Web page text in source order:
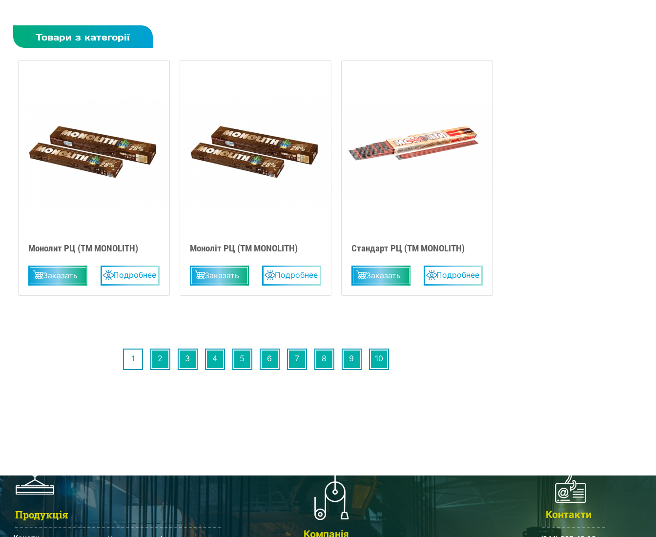
Товари з категорії
Монолит РЦ (TM MONOLITH)
Заказать Подробнее
Моноліт РЦ (TM MONOLITH)
Заказать Подробнее
Стандарт РЦ (ТМ MONOLITH)
Заказать Подробнее
1 2 3 4 5 6 7 8 9 10
Продукція
Компанія
Контакти